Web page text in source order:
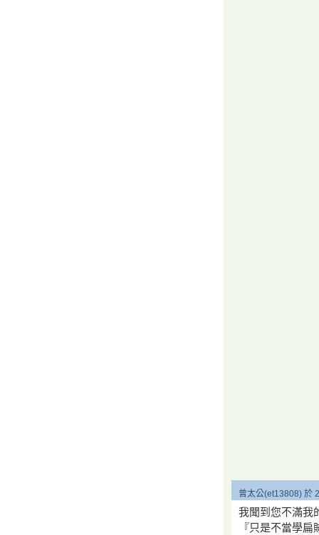
曾太公(et13808) 於
我聞到您不滿我
『只是不當學